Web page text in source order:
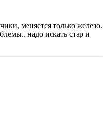
меняется только железо.
надо искать стар и